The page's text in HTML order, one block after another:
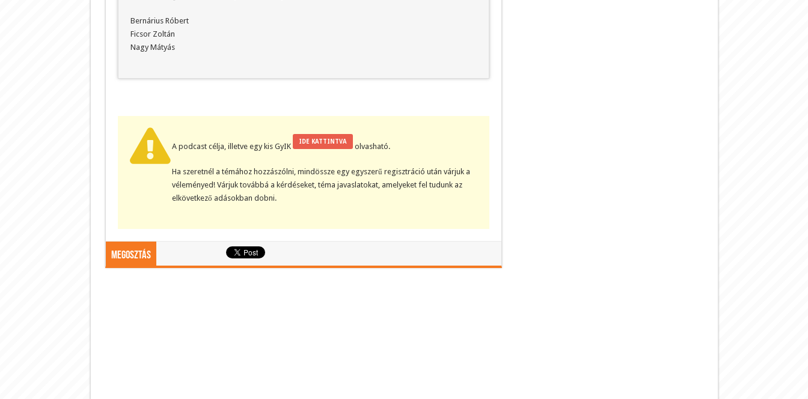
Bernárius Róbert
Ficsor Zoltán
Nagy Mátyás
A podcast célja, illetve egy kis GyIK
IDE KATTINTVA
olvasható.
Ha szeretnél a témához hozzászólni, mindössze egy egyszerű regisztráció után várjuk a
véleményed! Várjuk továbbá a kérdéseket, téma javaslatokat, amelyeket fel tudunk az
elkövetkező adásokban dobni.
Megosztás